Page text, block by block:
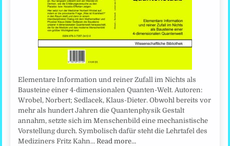
Elementare Information und reiner Zufall im Nichts als
Bausteine einer 4-dimensionalen Quanten-Welt. Autoren:
Wrobel, Norbert; Sedlacek, Klaus-Dieter. Obwohl bereits vor
mehr als hundert Jahren die Quantenphysik Gestalt
annahm, setzte sich im Menschenbild eine mechanistische
Vorstellung durch. Symbolisch dafür steht die Lehrtafel des
Mediziners Fritz Kahn…Read more…